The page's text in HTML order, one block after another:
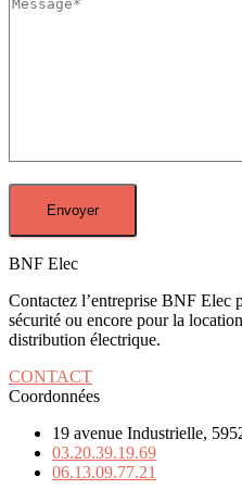
BNF Elec
Contactez l’entreprise BNF Elec
sécurité ou encore pour la
distribution électrique.
CONTACT
Coordonnées
19 avenue Industrielle,
03.20.39.19.69
06.13.09.77.21